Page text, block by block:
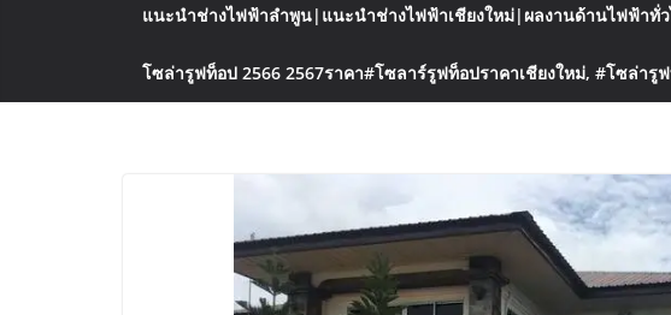
แนะนำช่างไฟฟ้าลำพูน|แนะนำช่างไฟฟ้าเชียงใหม่|ผลงานด้านไฟฟ้าทั่ว
โซล่ารูฟท็อป 2566 2567ราคา#โซลาร์รูฟท็อปราคาเชียงใหม่, #โซล่ารู